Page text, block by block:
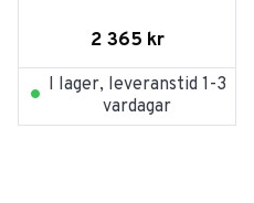
2 365 kr
I lager, leveranstid 1-3
vardagar